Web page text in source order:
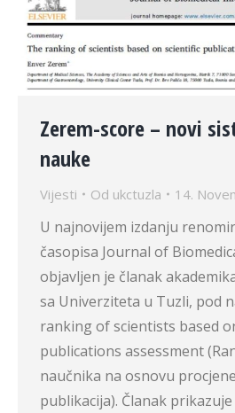
Zerem-score – novi
nauke
Vijesti Od ukctuzla 14.
U najnovijem izdanju
časopisa Journal of
objavljen je članak
sa Univerziteta u Tuzli, pod
ranking of scientists based
publications assessment
naučnika na osnovu
publikacija). Članak